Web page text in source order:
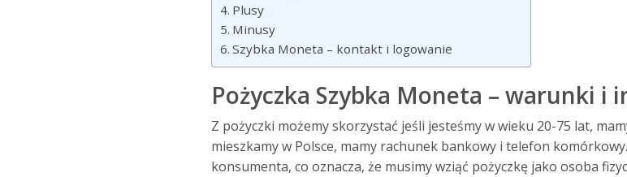
Plusy
Minusy
Szybka Moneta – kontakt i logowanie
Pożyczka Szybka Moneta – warunki i
Z pożyczki możemy skorzystać jeśli jesteśmy w wieku 20-75 lat,
mieszkamy w Polsce, mamy rachunek bankowy i telefon
konsumenta, co oznacza, że musimy wziąć pożyczkę jako osoba